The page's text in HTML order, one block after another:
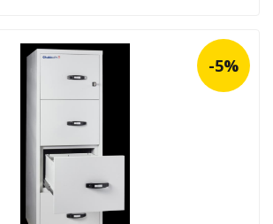
-5%